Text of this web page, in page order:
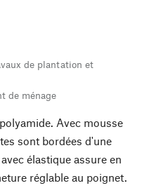
de plantation et
de ménage
Avec mousse
sont bordées d'une
élastique assure en
réglable au poignet.